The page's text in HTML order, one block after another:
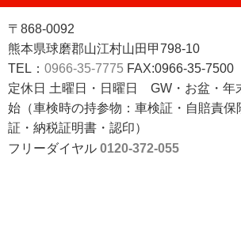
〒868-0092
熊本県球磨郡山江村山田甲798-10
TEL： 0966-35-7775 FAX:0966-35-7500
定休日 土曜日・日曜日 GW・お盆・年
始（車検時の持参物：車検証・自賠責保
証・納税証明書・認印）
フリーダイヤル 0120-372-055